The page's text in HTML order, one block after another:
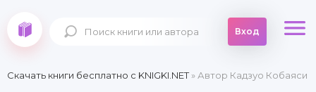
Вход
Скачать книги бесплатно c KNIGKI.NET» Автор Кадзуо Кобаяси